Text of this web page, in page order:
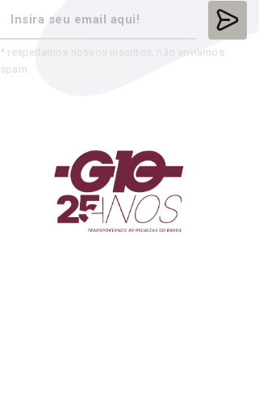
* respeitamos nossos inscritos, não enviamos
spam.